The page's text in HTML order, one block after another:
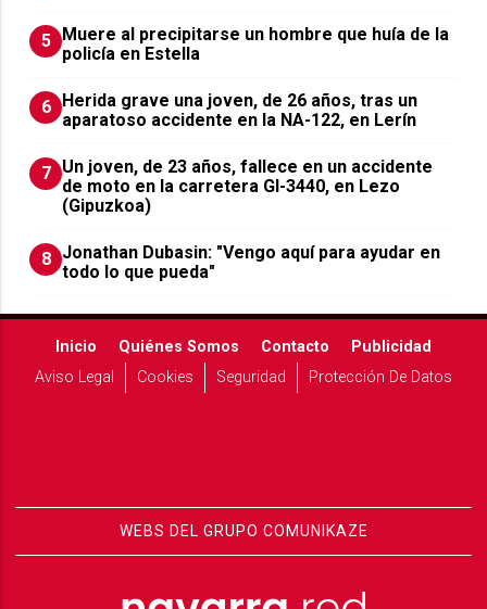
5
Muere al precipitarse un hombre que huía de la
policía en Estella
6
Herida grave una joven, de 26 años, tras un
aparatoso accidente en la NA-122, en Lerín
7 Un joven, de 23 años, fallece en un accidente
de moto en la carretera GI-3440, en Lezo
(Gipuzkoa)
8 Jonathan Dubasin: "Vengo aquí para ayudar en
todo lo que pueda"
Inicio Quiénes Somos Contacto
Publicidad
Aviso Legal
Cookies Seguridad Protección De Datos
WEBS DEL GRUPO COMUNIKAZE